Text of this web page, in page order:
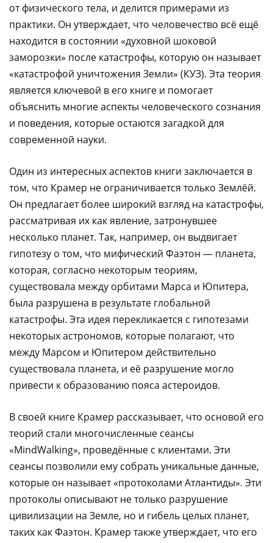
от физического тела, и делится примерами из
практики. Он утверждает, что человечество всё ещё
находится в состоянии «духовной шоковой
заморозки» после катастрофы, которую он называет
«катастрофой уничтожения Земли» (КУЗ). Эта теория
является ключевой в его книге и помогает
объяснить многие аспекты человеческого сознания
и поведения, которые остаются загадкой для
современной науки.
Один из интересных аспектов книги заключается в
том, что Крамер не ограничивается только Землёй.
Он предлагает более широкий взгляд на катастрофы,
рассматривая их как явление, затронувшее
несколько планет. Так, например, он выдвигает
гипотезу о том, что мифический Фаэтон — планета,
которая, согласно некоторым теориям,
существовала между орбитами Марса и Юпитера,
была разрушена в результате глобальной
катастрофы. Эта идея перекликается с гипотезами
некоторых астрономов, которые полагают, что
между Марсом и Юпитером действительно
существовала планета, и её разрушение могло
привести к образованию пояса астероидов.
В своей книге Крамер рассказывает, что основой его
теорий стали многочисленные сеансы
«MindWalking», проведённые с клиентами. Эти
сеансы позволили ему собрать уникальные данные,
которые он называет «протоколами Атлантиды». Эти
протоколы описывают не только разрушение
цивилизации на Земле, но и гибель целых планет,
таких как Фаэтон. Крамер также утверждает, что его